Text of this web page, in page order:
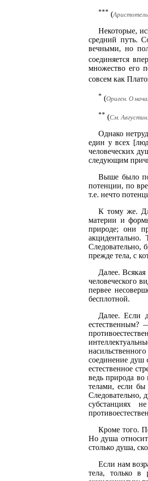
*** (
Некоторые,
средний путь.
вечными, но
соединяется
множество его
совсем как
* (Ориген. О
** (См.
Однако
един у всех
человеческих
следующим
Выше было
потенции, по
т.е. нечто
К тому же.
материи и
природе; они
Следовательно,
прежде тела, с
Далее.
человеческого
первее
бесплотной.
Далее. Если
естественным?
соединение душ
естественное
ведь природа во
телами, если бы
Следовательно,
субстанциях
Кроме того.
Но душа
столько душа,
Если нам
тела, только в